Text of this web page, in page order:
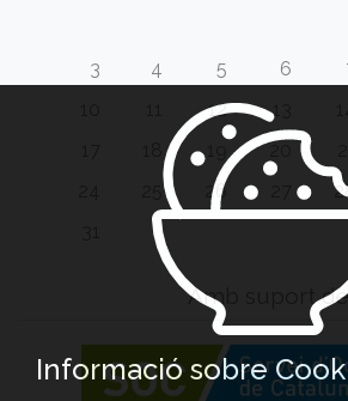
3
4 5 6
12 13
20
26
Amb suport de
Informació sobre